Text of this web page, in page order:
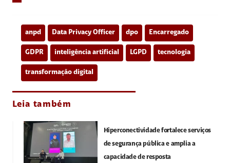
anpd Data Privacy Officer dpo Encarregado
GDPR inteligência artificial LGPD tecnologia
transformação digital
Leia também
Hiperconectividade fortalece serviços
de segurança pública e amplia a
capacidade de resposta